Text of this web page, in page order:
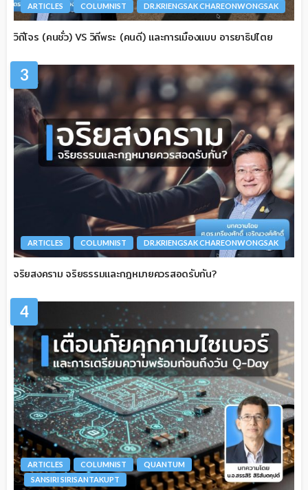
ARTICLES COLUMNIST DR.KRIENGSAK CHAREONWONGSAK
วิถีโจร (คนชั่ว) VS วิถีพระ (คนดี) และการเมืองแบบ อารยาธิปไตย
3
ARTICLES COLUMNIST DR.KRIENGSAK CHAREONWONGSAK
จริยสงคราม จริยธรรมและกฎหมายควรสอดรับกัน?
4
ARTICLES COLUMNIST
QUANTUM
SANSIRI SIRISANTAKUPT